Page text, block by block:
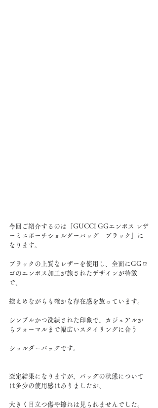
今回ご紹介するのは「GUCCI GGエンボス レザ
ーミニポーチショルダーバッグ　ブラック」に
なります。
ブラックの上質なレザーを使用し、全面にGGロ
ゴのエンボス加工が施されたデザインが特徴
で、
控えめながらも確かな存在感を放っています。
シンプルかつ洗練された印象で、カジュアルか
らフォーマルまで幅広いスタイリングに合う
ショルダーバッグです。
査定結果になりますが、バッグの状態について
は多少の使用感はありましたが、
大きく目立つ傷や擦れは見られませんでした。